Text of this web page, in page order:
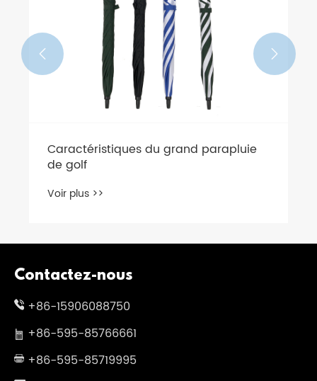
Caractéristiques du grand parapluie
de golf
Voir plus >>
 
Contactez-nous
+86-15906088750
+86-595-85766661
+86-595-85719995